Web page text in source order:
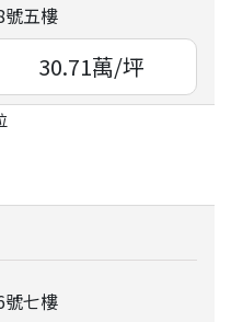
號五樓
30.71萬/坪
號七樓